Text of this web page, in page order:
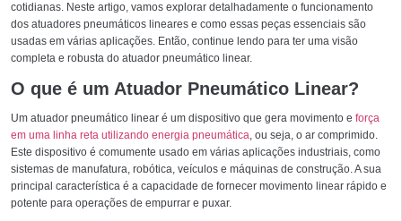
cotidianas. Neste artigo, vamos explorar detalhadamente o funcionamento
dos atuadores pneumáticos lineares e como essas peças essenciais são
usadas em várias aplicações. Então, continue lendo para ter uma visão
completa e robusta do atuador pneumático linear.
O que é um Atuador Pneumático Linear?
Um atuador pneumático linear é um dispositivo que gera movimento e força
em uma linha reta utilizando energia pneumática, ou seja, o ar comprimido.
Este dispositivo é comumente usado em várias aplicações industriais, como
sistemas de manufatura, robótica, veículos e máquinas de construção. A sua
principal característica é a capacidade de fornecer movimento linear rápido e
potente para operações de empurrar e puxar.